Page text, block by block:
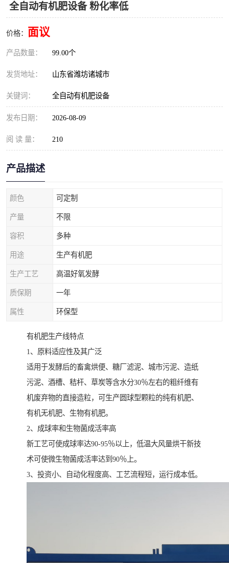
全自动有机肥设备 粉化率低
价格： 面议
产品数量： 99.00个
发货地址： 山东省潍坊诸城市
关键词： 全自动有机肥设备
发布日期： 2026-08-09
阅 读 量： 210
产品描述
颜色 可定制
产量 不限
容积 多种
用途 生产有机肥
生产工艺 高温好氧发酵
质保期 一年
属性 环保型
有机肥生产线特点
1、原料适应性及其广泛
适用于发酵后的畜禽烘便、糖厂滤泥、城市污泥、造纸
污泥、酒槽、秸杆、草炭等含水分30％左右的粗纤维有
机废弃物的直接造粒，可生产圆球型颗粒的纯有机肥、
有机无机肥、生物有机肥。
2、成球率和生物菌成活率高
新工艺可使成球率达90-95％以上，低温大风量烘干新技
术可使微生物菌成活率达到90％上。
3、投资小、自动化程度高、工艺流程短，运行成本低。